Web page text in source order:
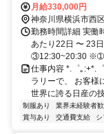
月給330,000円
神奈川県横浜市西
勤務時間詳細 実働
あたり22日 〜 23
③12:30~20:30
仕事内容 *.゜｡:+*.
ラリーで、 お客様
世界に誇る日産の
制服あり 業界未経験者
賞与あり
交通費支給 シ